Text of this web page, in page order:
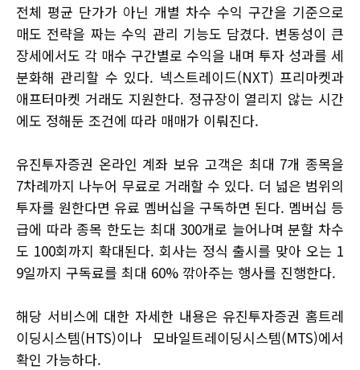
전체 평균 단가가 아닌 개별 차수 수익 구간을 기준으로
매도 전략을 짜는 수익 관리 기능도 담겼다. 변동성이 큰
장세에서도 각 매수 구간별로 수익을 내며 투자 성과를 세
분화해 관리할 수 있다. 넥스트레이드(NXT) 프리마켓과
애프터마켓 거래도 지원한다. 정규장이 열리지 않는 시간
에도 정해둔 조건에 따라 매매가 이뤄진다.
유진투자증권 온라인 계좌 보유 고객은 최대 7개 종목을
7차례까지 나누어 무료로 거래할 수 있다. 더 넓은 범위의
투자를 원한다면 유료 멤버십을 구독하면 된다. 멤버십 등
급에 따라 종목 한도는 최대 300개로 늘어나며 분할 차수
도 100회까지 확대된다. 회사는 정식 출시를 맞아 오는 1
9일까지 구독료를 최대 60% 깎아주는 행사를 진행한다.
해당 서비스에 대한 자세한 내용은 유진투자증권 홈트레
이딩시스템(HTS)이나 모바일트레이딩시스템(MTS)에서
확인 가능하다.